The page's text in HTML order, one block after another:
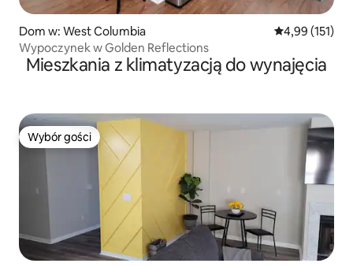
Dom w: West Columbia Średnia
4,99 (151)
Wypoczynek w Golden Reflections
Mieszkania z klimatyzacją do wynajęcia
Wybór gości
Wybór gości